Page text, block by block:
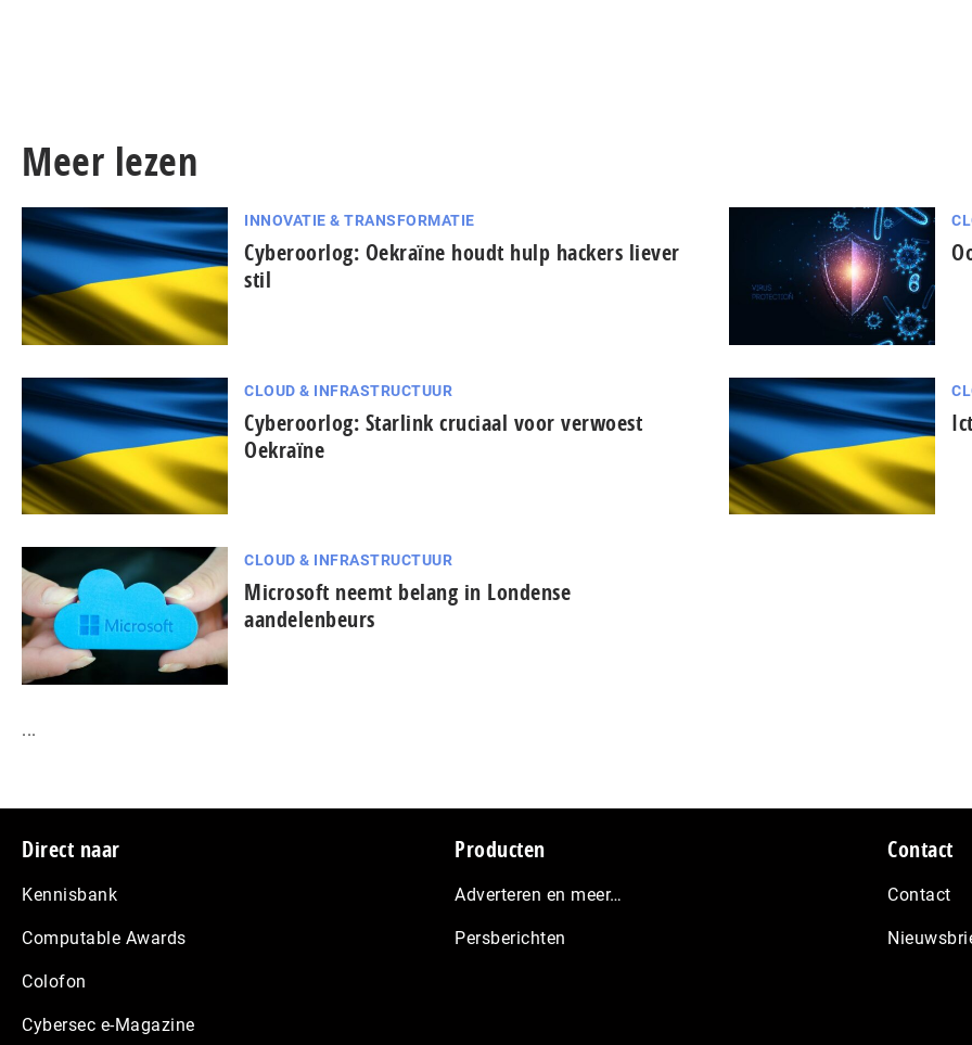
Meer lezen
INNOVATIE & TRANSFORMATIE
Cyberoorlog: Oekraïne houdt hulp hackers liever
stil
CLOUD & INFRASTRUCTUUR
Cyberoorlog: Starlink cruciaal voor verwoest
Oekraïne
CLOUD & INFRASTRUCTUUR
Microsoft neemt belang in Londense
aandelenbeurs
...
Footer
Direct naar
Kennisbank
Computable Awards
Colofon
Cybersec e-Magazine
Producten
Adverteren en meer…
Persberichten
Contact
Contact